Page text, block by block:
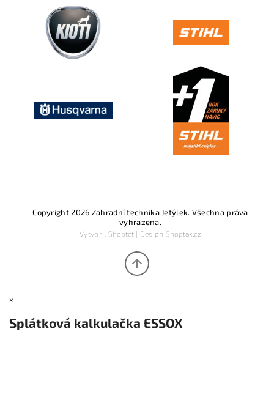
Copyright 2026 Zahradní technika Jetýlek. Všechna práva
vyhrazena.
Vytvořil Shoptet| Design Shoptak.cz
×
Splátková kalkulačka ESSOX